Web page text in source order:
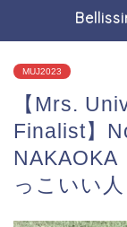
MUJ2023
【Mrs.
Finalist】
NAKAOKA
っこいい人